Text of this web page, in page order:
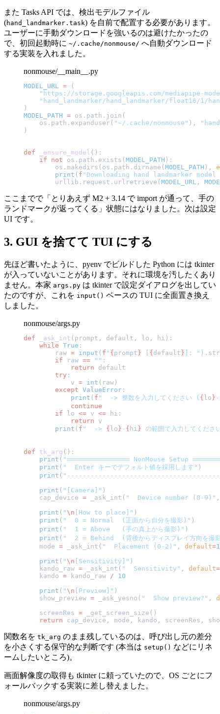
また Tasks API では、検出モデルファイル
(hand_landmarker.task) を自前で配置する必要があります。
ユーザーに手動ダウンロードを強いるのは避けたかったの
で、初回起動時に ~/.cache/nonmouse/ へ自動ダウンロード
する実装を入れました。
nonmouse/__main__.py
MODEL_URL = (
"https://storage.googleapis.com/mediapipe-
"hand_landmarker/hand_landmarker/float16/1/
)
MODEL_PATH = os.path.join(
    os.path.expanduser(
"~/.cache/nonmouse" ),
)
def _ensure_model ():
    if
not os.path.exists(MODEL_PATH ):
        os.makedirs(os.path.dirname(
MODEL_PATH ),
        print
( f "Downloading hand landmarker
        urllib.request.urlretrieve(
MODEL_URL ,
ここまでで「とりあえず M2 + 3.14 で import が通って、手の
ランドマークが返ってくる」状態にはなりました。次は設定
UI です。
3. GUI を捨てて TUI にする
先ほど書いたように、pyenv でビルドした Python には tkinter
が入っていないことがあります。それに環境を汚したくあり
ません。本家 args.py は tkinter で設定ダイアログを出してい
たのですが、これを input() ベースの TUI に全面置き換え
しました。
nonmouse/args.py
def _ask_int (prompt, default, lo, hi):
    while
True :
        raw
= input ( f " { prompt } { default } ]: "
        if
raw == "" :
            return
default
        try
:
            v
= int (raw)
        except
ValueError :
            print
( f "  -> 整数を入力してください ( { lo } -
            continue
        if
lo <= v <= hi:
            return
v
        print
( f "  -> { lo } - { hi } の範囲で入力してくださ
def tk_arg ():
    print
( "================ NonMouse Setup
    print
( "  Enter キーでデフォルト値を採用します" )
    print
(
    print
( "[Camera]" )
    cap_device
= _ask_int( "  Device number (0-9)"
    print
( " \n [How to place]" )
    print
( "  0 = Normal  (正面から自分を撮影)" )
    print
( "  1 = Above   (手の真上から撮影)" )
    print
( "  2 = Behind  (背後からディスプレイ方向を撮
    mode
= _ask_int( "  Placement (0-2)" , default=1
    print
( " \n [Sensitivity]" )
    kando_raw
= _ask_int( "  Sensitivity" , default=
    kando
= kando_raw / 10
    print
( " \n [Preview]" )
    show_preview
= _ask_yesno( "  Show preview?" ,
    screenRes
= _get_screen_size()
    return
cap_device, mode, kando, screenRes,
関数名を tk_arg のまま残しているのは、呼び出し元の差分
を小さくする保守的な判断です (本当は setup() などにリネ
ームしたいところ)。
画面解像度の取得も tkinter に頼っていたので、OS ごとにフ
ォールバックする実装に差し替えました。
nonmouse/args.py